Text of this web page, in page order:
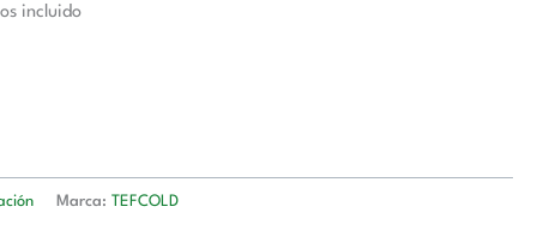
incluido
Marca: TEFCOLD